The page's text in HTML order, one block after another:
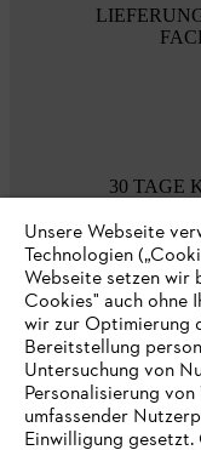
30 TAGE
Unsere Webseite
Technologien
Webseite setzen wir
Cookies" auch ohne
wir zur Optimierung
Bereitstellung
Untersuchung von
Personalisierung
umfassender
Einwilligung